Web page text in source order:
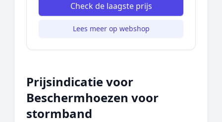
Check de laagste prijs
Lees meer op webshop
Prijsindicatie voor
Beschermhoezen voor
stormband